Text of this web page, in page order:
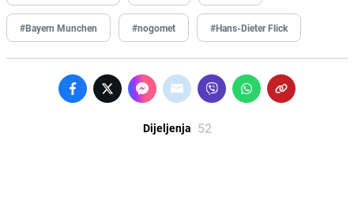
#Bayern Munchen #nogomet #Hans-Dieter Flick
Dijeljenja 52